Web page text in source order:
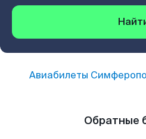
Авиабилеты
Обратные